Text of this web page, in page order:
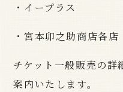
・イープラス
・宮本卯之助商店各店
チケット一般販売の詳
案内いたします。